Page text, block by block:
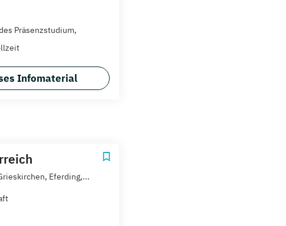
Präsenzstudium,
Infomaterial
Eferding,...